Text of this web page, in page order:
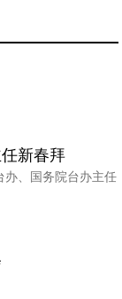
新春拜
办、国务院台办主任